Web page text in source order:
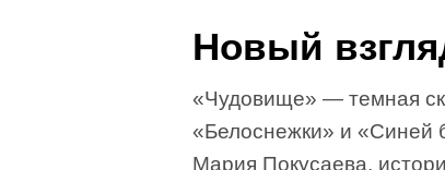
Новый
«Чудовище» — темная
«Белоснежки» и «Синей
Мария Покусаева,